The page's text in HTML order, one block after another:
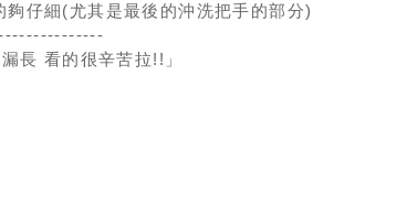
仔細(尤其是最後的沖洗把手的部分)
長 看的很辛苦拉!!」